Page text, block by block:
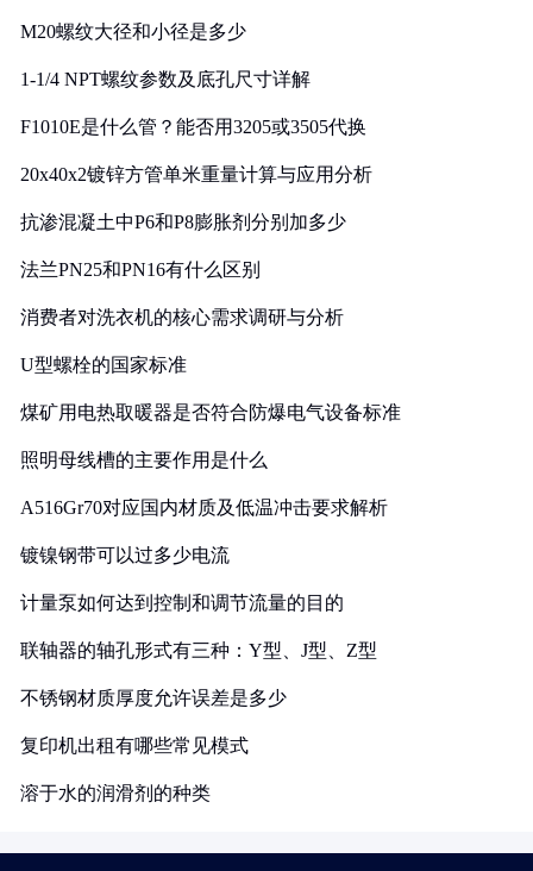
M20螺纹大径和小径是多少
1-1/4 NPT螺纹参数及底孔尺寸详解
F1010E是什么管？能否用3205或3505代换
20x40x2镀锌方管单米重量计算与应用分析
抗渗混凝土中P6和P8膨胀剂分别加多少
法兰PN25和PN16有什么区别
消费者对洗衣机的核心需求调研与分析
U型螺栓的国家标准
煤矿用电热取暖器是否符合防爆电气设备标准
照明母线槽的主要作用是什么
A516Gr70对应国内材质及低温冲击要求解析
镀镍钢带可以过多少电流
计量泵如何达到控制和调节流量的目的
联轴器的轴孔形式有三种：Y型、J型、Z型
不锈钢材质厚度允许误差是多少
复印机出租有哪些常见模式
溶于水的润滑剂的种类